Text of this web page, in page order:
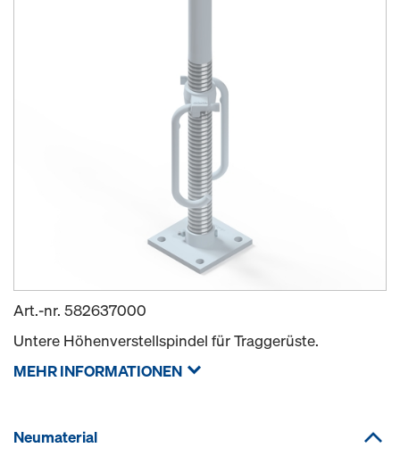
Art.-nr. 582637000
Untere Höhenverstellspindel für Traggerüste.
MEHR INFORMATIONEN
Neumaterial